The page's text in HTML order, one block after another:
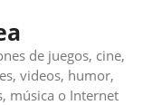
de juegos, cine,
videos, humor,
música o Internet